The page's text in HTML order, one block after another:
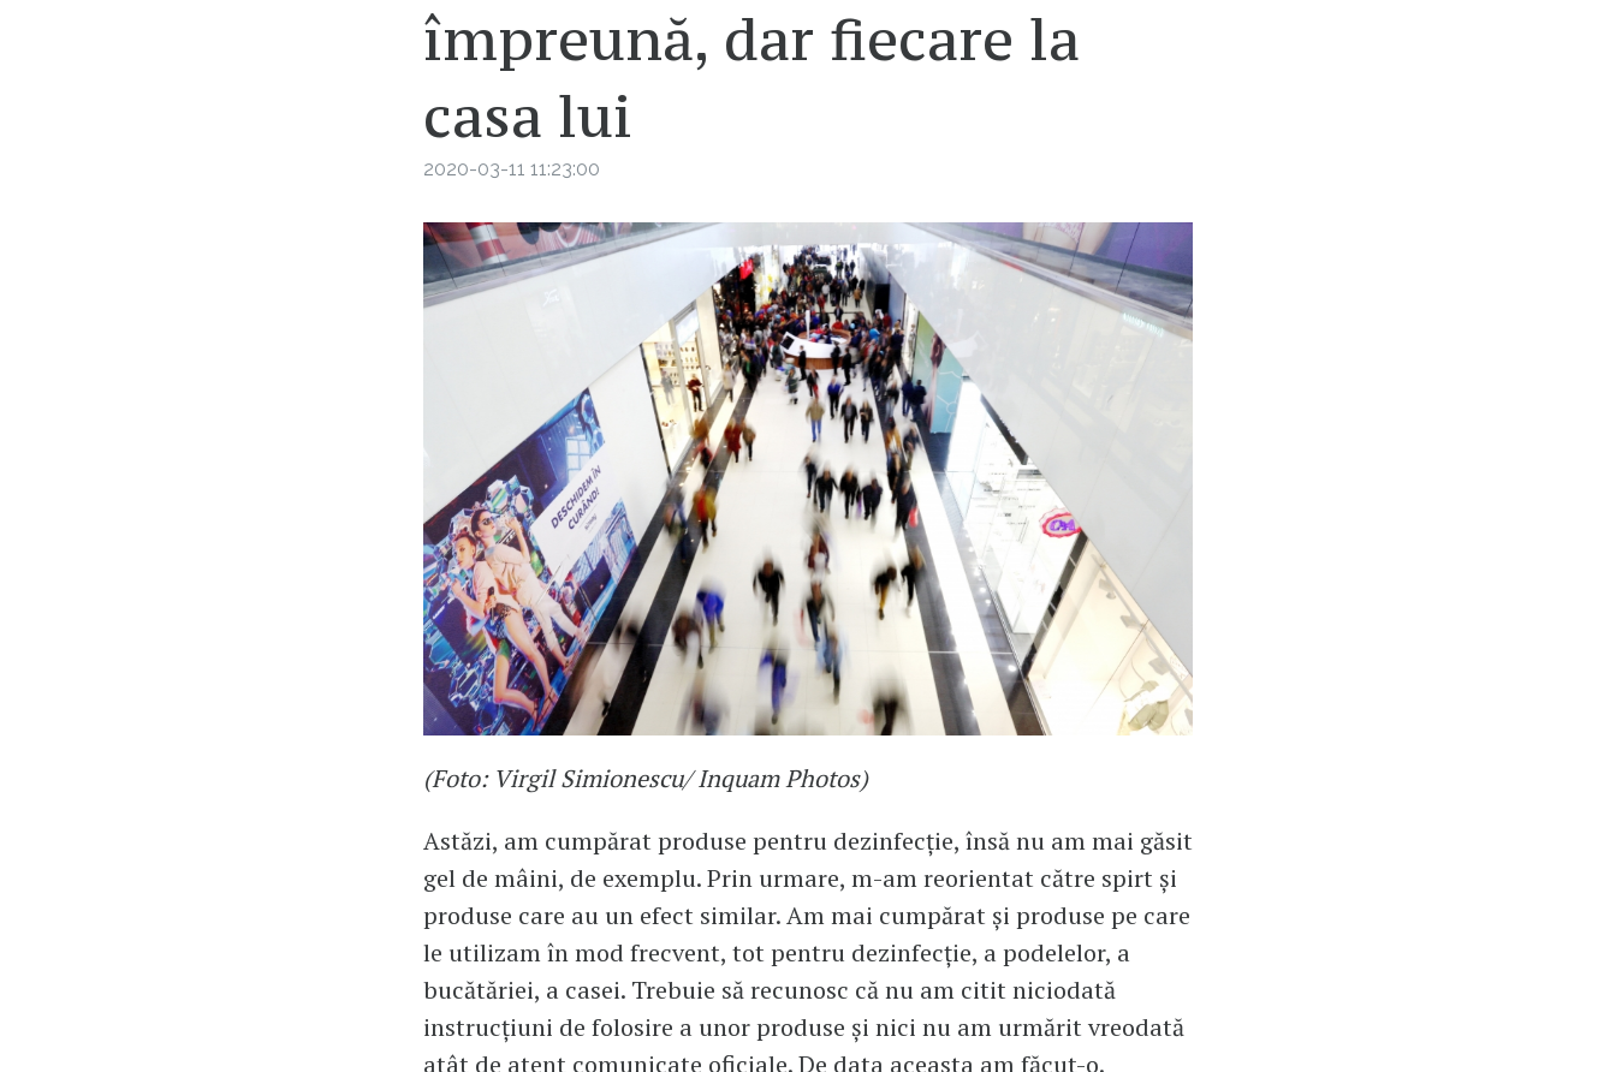
împreună, dar fiecare la
casa lui
2020-03-11 11:23:00
(Foto: Virgil Simionescu/ Inquam Photos)
Astăzi, am cumpărat produse pentru dezinfecție, însă nu am mai găsit
gel de mâini, de exemplu. Prin urmare, m-am reorientat către spirt şi
produse care au un efect similar. Am mai cumpărat și produse pe care
le utilizam în mod frecvent, tot pentru dezinfecţie, a podelelor, a
bucătăriei, a casei. Trebuie să recunosc că nu am citit niciodată
instrucţiuni de folosire a unor produse şi nici nu am urmărit vreodată
atât de atent comunicate oficiale. De data aceasta am făcut-o.